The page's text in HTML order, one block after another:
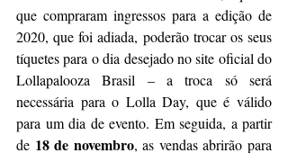
que compraram ingressos para a edição de
2020, que foi adiada, poderão trocar os seus
tíquetes para o dia desejado no site oficial do
Lollapalooza Brasil – a troca só será
necessária para o Lolla Day, que é válido
para um dia de evento. Em seguida, a partir
de 18 de novembro, as vendas abrirão para